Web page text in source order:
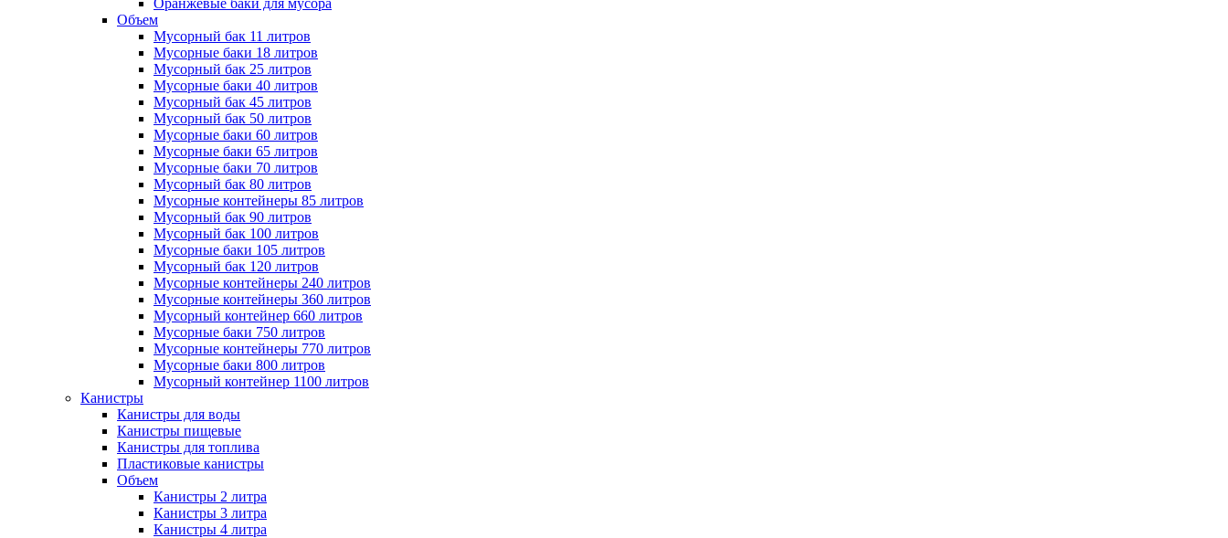
Объем
Мусорный бак 11 литров
Мусорные баки 18 литров
Мусорный бак 25 литров
Мусорные баки 40 литров
Мусорный бак 45 литров
Мусорный бак 50 литров
Мусорные баки 60 литров
Мусорные баки 65 литров
Мусорные баки 70 литров
Мусорный бак 80 литров
Мусорные контейнеры 85 литров
Мусорный бак 90 литров
Мусорный бак 100 литров
Мусорные баки 105 литров
Мусорный бак 120 литров
Мусорные контейнеры 240 литров
Мусорные контейнеры 360 литров
Мусорный контейнер 660 литров
Мусорные баки 750 литров
Мусорные контейнеры 770 литров
Мусорные баки 800 литров
Мусорный контейнер 1100 литров
Канистры
Канистры для воды
Канистры пищевые
Канистры для топлива
Пластиковые канистры
Объем
Канистры 2 литра
Канистры 3 литра
Канистры 4 литра